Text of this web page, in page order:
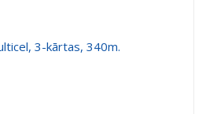
3-kārtas, 340m.